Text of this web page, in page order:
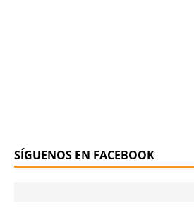
SÍGUENOS EN FACEBOOK